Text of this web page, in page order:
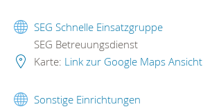
SEG Schnelle Einsatzgruppe
SEG Betreuungsdienst
Karte: Link zur Google Maps Ansicht
Sonstige Einrichtungen